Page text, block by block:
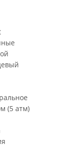
(5 атм)